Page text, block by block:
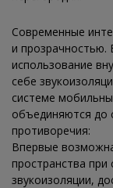
Современные
и прозрачностью.
использование
себе
системе
объединяются до
противоречия:
Впервые
пространства при
звукоизоляции,